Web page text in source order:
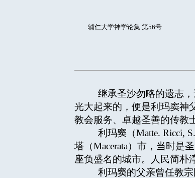
辅仁大学神学论集 第56号
继承圣沙勿略的遗志，
光大起来的，便是利玛窦神
教会服务、卓越圣善的传教
利玛窦（Matte. Ricci,
塔（Macerata）市，当时是
座负盛名的城市。人民简朴
利玛窦的父亲曾任教宗